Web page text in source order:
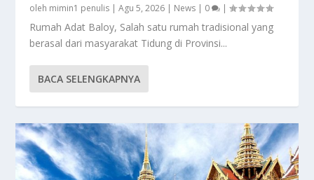
oleh mimin1 penulis |Agu 5, 2026 | News | 0 |
Rumah Adat Baloy, Salah satu rumah tradisional yang
berasal dari masyarakat Tidung di Provinsi...
BACA SELENGKAPNYA